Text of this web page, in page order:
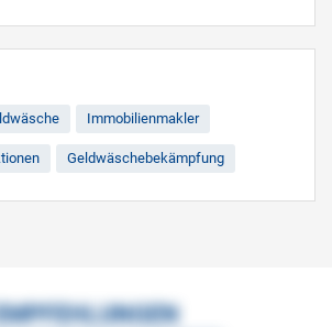
Immobilienmakler
Geldwäschebekämpfung